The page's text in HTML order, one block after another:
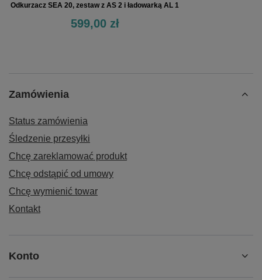
Odkurzacz SEA 20, zestaw z AS 2 i ładowarką AL 1
599,00 zł
Zamówienia
Status zamówienia
Śledzenie przesyłki
Chcę zareklamować produkt
Chcę odstąpić od umowy
Chcę wymienić towar
Kontakt
Konto